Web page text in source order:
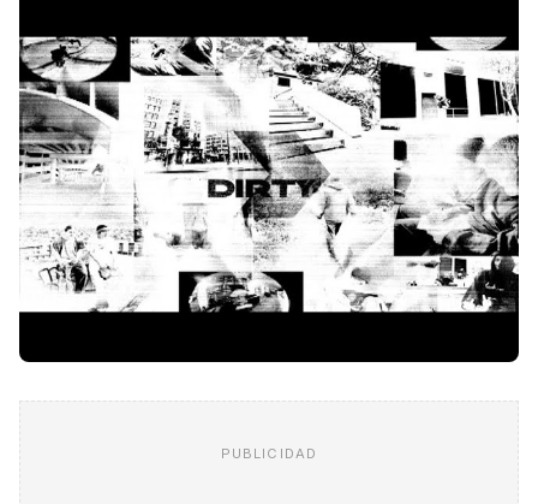
PUBLICIDAD